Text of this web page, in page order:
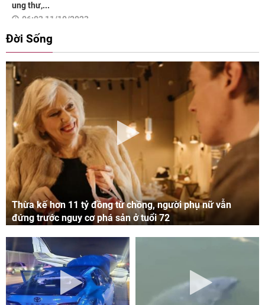
ung thư,...
06:03 11/10/2023
Đời Sống
Thừa kế hơn 11 tỷ đồng từ chồng, người phụ nữ vẫn
đứng trước nguy cơ phá sản ở tuổi 72